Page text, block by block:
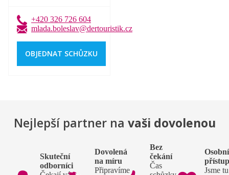
+420 326 726 604
mlada.boleslav@dertouristik.cz
OBJEDNAT SCHŮZKU
Nejlepší partner na vaši dovolenou
Skuteční
odborníci
Dovolená
na míru
Připravíme
Bez
čekání
Čas
Osobní
Jsme tu